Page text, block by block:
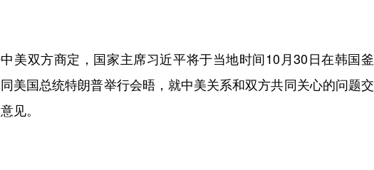
美双方商定，国家主席习近平将于当地时间10月30日在韩国釜
美国总统特朗普举行会晤，就中美关系和双方共同关心的问题交
见。